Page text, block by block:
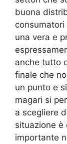
buona
una vera e
anche tutto
finale che
un punto e
magari si
a scegliere
situazione è
importante